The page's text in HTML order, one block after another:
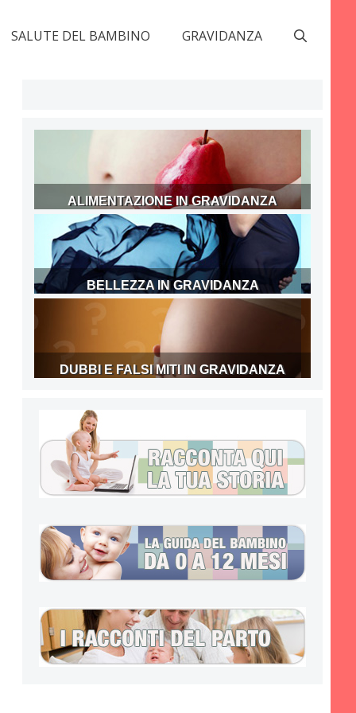
SALUTE DEL BAMBINO GRAVIDANZA
ALIMENTAZIONE IN GRAVIDANZA
BELLEZZA IN GRAVIDANZA
DUBBI E FALSI MITI IN GRAVIDANZA